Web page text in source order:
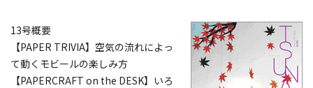
13号概要
【PAPER TRIVIA】空気の流れによっ
て動くモビールの楽しみ方
【PAPERCRAFT on the DESK】いろ